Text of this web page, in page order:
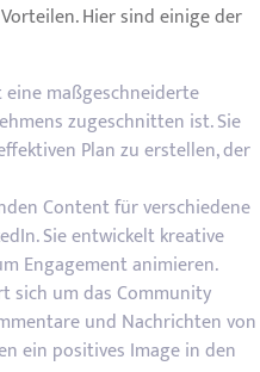
Hier sind einige der
maßgeschneiderte
zugeschnitten ist. Sie
Plan zu erstellen, der
Content für verschiedene
Sie entwickelt kreative
Engagement animieren.
sich um das Community
und Nachrichten von
ein positives Image in den